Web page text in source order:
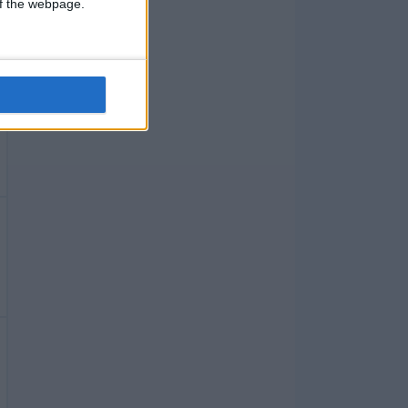
webpage.